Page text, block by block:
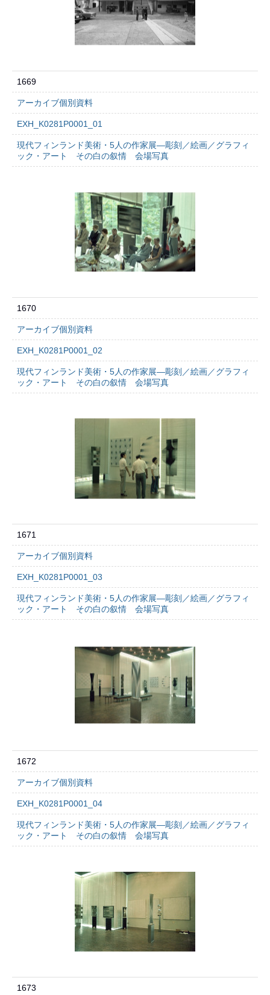
1669
アーカイブ個別資料
EXH_K0281P0001_01
現代フィンランド美術・5人の作家展―彫刻／絵画／グラフィ
ック・アート その白の叙情 会場写真
1670
アーカイブ個別資料
EXH_K0281P0001_02
現代フィンランド美術・5人の作家展―彫刻／絵画／グラフィ
ック・アート その白の叙情 会場写真
1671
アーカイブ個別資料
EXH_K0281P0001_03
現代フィンランド美術・5人の作家展―彫刻／絵画／グラフィ
ック・アート その白の叙情 会場写真
1672
アーカイブ個別資料
EXH_K0281P0001_04
現代フィンランド美術・5人の作家展―彫刻／絵画／グラフィ
ック・アート その白の叙情 会場写真
1673